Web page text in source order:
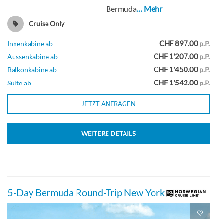
Balkonkabine
The Haven nach vorne gerichtetes
Penthouse mit Master-Schlafzimmer
und großem Balkon-[HB]
The Haven Penthouse mit Balkon-[HE]
Bermuda… Mehr
Cruise Only
Innenkabine ab CHF 897.00 p.P.
Aussenkabine ab
CHF 1'207.00 p.P.
Balkonkabine ab
CHF 1'450.00 p.P.
Suite ab
CHF 1'542.00 p.P.
JETZT ANFRAGEN
WEITERE DETAILS
5-Day Bermuda Round-Trip New York